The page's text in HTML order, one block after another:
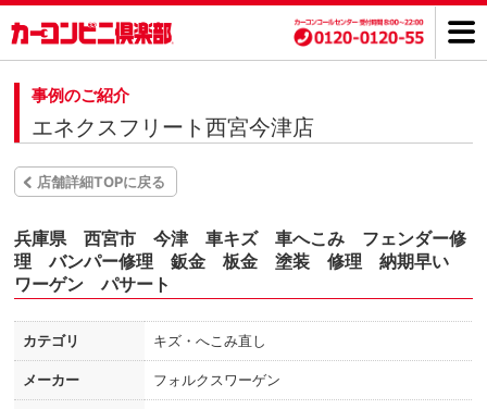
事例のご紹介
エネクスフリート西宮今津店
店舗詳細TOPに戻る
兵庫県 西宮市 今津 車キズ 車へこみ フェンダー修
理 バンパー修理 鈑金 板金 塗装 修理 納期早い
ワーゲン パサート
カテゴリ キズ・へこみ直し
メーカー フォルクスワーゲン